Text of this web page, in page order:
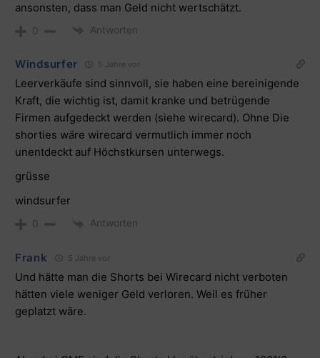
ansonsten, dass man Geld nicht wertschätzt.
0 Antworten
Windsurfer 5 Jahre vor
Leerverkäufe sind sinnvoll, sie haben eine bereinigende
Kraft, die wichtig ist, damit kranke und betrügende
Firmen aufgedeckt werden (siehe wirecard). Ohne Die
shorties wäre wirecard vermutlich immer noch
unentdeckt auf Höchstkursen unterwegs.
grüsse
windsurfer
0 Antworten
Frank 5 Jahre vor
Und hätte man die Shorts bei Wirecard nicht verboten
hätten viele weniger Geld verloren. Weil es früher
geplatzt wäre.